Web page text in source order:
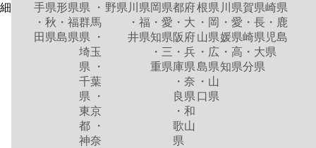
細
手県
・秋
田県
形県
・福
島県
県 ・
群馬
県 ・
埼玉
県 ・
千葉
県 ・
東京
都 ・
神奈
野県 川県
・福
井県
岡県
・愛
知県
・三
重県
都府
・大
阪府
・兵
庫県
・奈
良県
・和
歌山
県
根県
・岡
山県
・広
島県
・山
口県
川県
・愛
媛県
・高
知県
賀県
・長
崎県
・大
分県
崎県
・鹿
児島
県